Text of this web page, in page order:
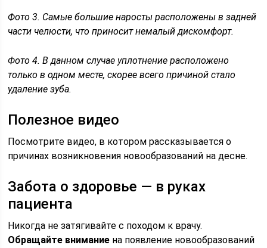
Фото 3. Самые большие наросты расположены в задней
части челюсти, что приносит немалый дискомфорт.
Фото 4. В данном случае уплотнение расположено
только в одном месте, скорее всего причиной стало
удаление зуба.
Полезное видео
Посмотрите видео, в котором рассказывается о
причинах возникновения новообразований на десне.
Забота о здоровье — в руках
пациента
Никогда не затягивайте с походом к врачу.
Обращайте внимание на появление новообразований